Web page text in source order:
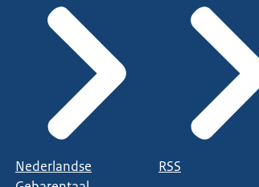
Nederlandse
RSS